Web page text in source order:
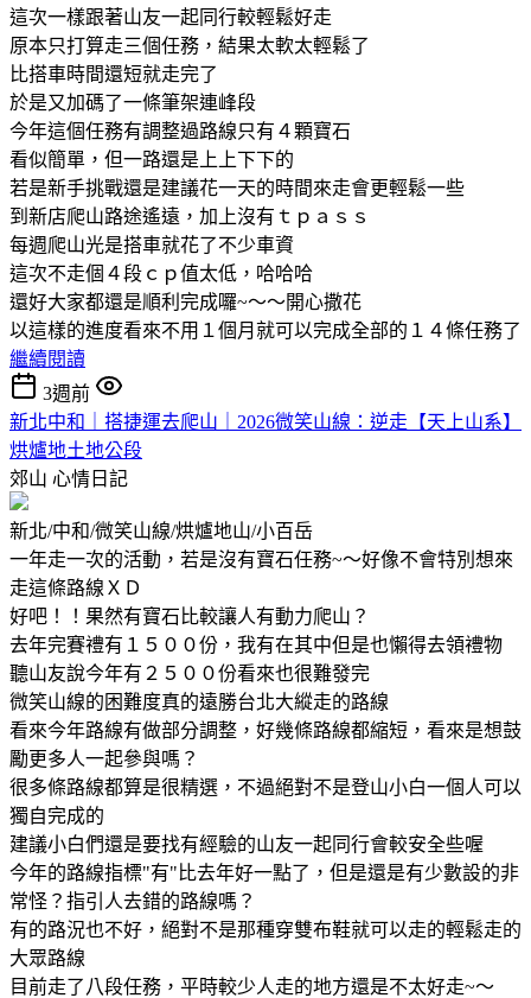
這次一樣跟著山友一起同行較輕鬆好走
原本只打算走三個任務，結果太軟太輕鬆了
比搭車時間還短就走完了
於是又加碼了一條筆架連峰段
今年這個任務有調整過路線只有４顆寶石
看似簡單，但一路還是上上下下的
若是新手挑戰還是建議花一天的時間來走會更輕鬆一些
到新店爬山路途遙遠，加上沒有ｔｐａｓｓ
每週爬山光是搭車就花了不少車資
這次不走個４段ｃｐ值太低，哈哈哈
還好大家都還是順利完成囉~～～開心撒花
以這樣的進度看來不用１個月就可以完成全部的１４條任務了
繼續閱讀
3週前
新北中和｜搭捷運去爬山｜2026微笑山線：逆走【天上山系】
烘爐地土地公段
郊山 心情日記
新北/中和/微笑山線/烘爐地山/小百岳
一年走一次的活動，若是沒有寶石任務~～好像不會特別想來
走這條路線ＸＤ
好吧！！果然有寶石比較讓人有動力爬山？
去年完賽禮有１５００份，我有在其中但是也懶得去領禮物
聽山友說今年有２５００份看來也很難發完
微笑山線的困難度真的遠勝台北大縱走的路線
看來今年路線有做部分調整，好幾條路線都縮短，看來是想鼓
勵更多人一起參與嗎？
很多條路線都算是很精選，不過絕對不是登山小白一個人可以
獨自完成的
建議小白們還是要找有經驗的山友一起同行會較安全些喔
今年的路線指標"有"比去年好一點了，但是還是有少數設的非
常怪？指引人去錯的路線嗎？
有的路況也不好，絕對不是那種穿雙布鞋就可以走的輕鬆走的
大眾路線
目前走了八段任務，平時較少人走的地方還是不太好走~～